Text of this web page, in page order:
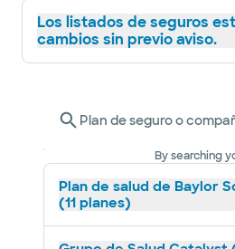
Los listados de seguros
cambios sin previo aviso.
Plan de seguro o
By searching
Plan de salud de Baylor
(11 planes)